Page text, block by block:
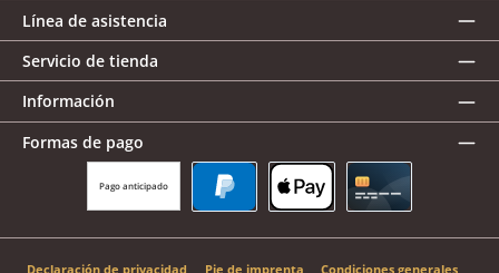
Línea de asistencia
Servicio de tienda
Información
Formas de pago
Pago anticipado
Declaración de privacidad Pie de imprenta Condiciones generales